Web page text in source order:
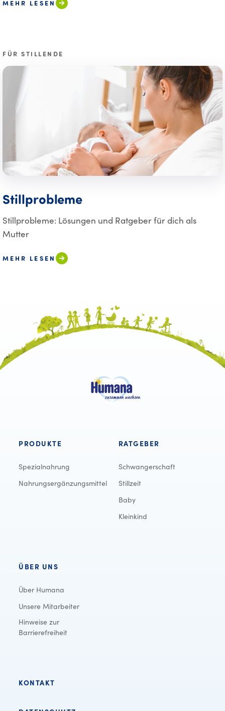
MEHR LESEN
FÜR STILLENDE
Stillprobleme
Stillprobleme: Lösungen und Ratgeber für dich als
Mutter
MEHR LESEN
PRODUKTE
Spezialnahrung
Nahrungsergänzungsmittel
RATGEBER
Schwangerschaft
Stillzeit
Baby
Kleinkind
ÜBER UNS
Über Humana
Unsere Mitarbeiter
Hinweise zur
Barrierefreiheit
KONTAKT